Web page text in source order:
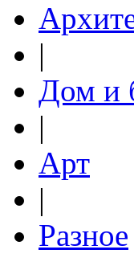
|
Дом и
|
Арт
|
Разное